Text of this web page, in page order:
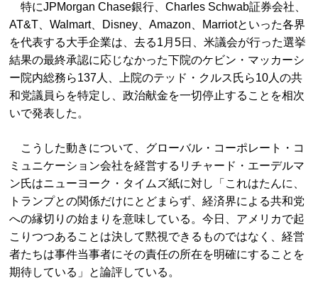
特にJPMorgan Chase銀行、Charles Schwab証券会社、
AT&T、Walmart、Disney、Amazon、Marriotといった各界
を代表する大手企業は、去る1月5日、米議会が行った選挙
結果の最終承認に応じなかった下院のケビン・マッカーシ
ー院内総務ら137人、上院のテッド・クルス氏ら10人の共
和党議員らを特定し、政治献金を一切停止することを相次
いで発表した。
こうした動きについて、グローバル・コーポレート・コ
ミュニケーション会社を経営するリチャード・エーデルマ
ン氏はニューヨーク・タイムズ紙に対し「これはたんに、
トランプとの関係だけにとどまらず、経済界による共和党
への縁切りの始まりを意味している。今日、アメリカで起
こりつつあることは決して黙視できるものではなく、経営
者たちは事件当事者にその責任の所在を明確にすることを
期待している」と論評している。